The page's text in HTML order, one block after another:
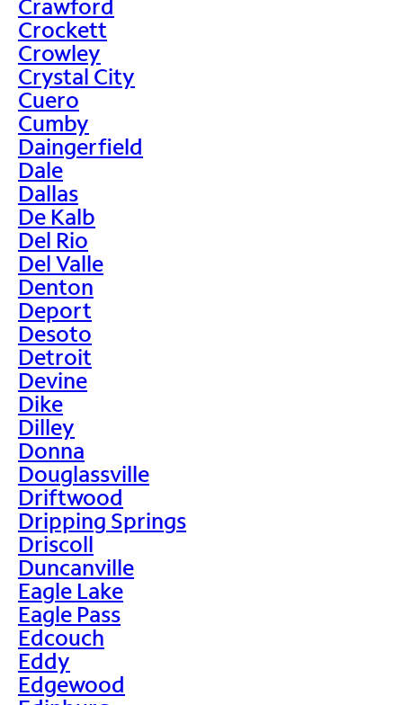
Crawford
Crockett
Crowley
Crystal City
Cuero
Cumby
Daingerfield
Dale
Dallas
De Kalb
Del Rio
Del Valle
Denton
Deport
Desoto
Detroit
Devine
Dike
Dilley
Donna
Douglassville
Driftwood
Dripping Springs
Driscoll
Duncanville
Eagle Lake
Eagle Pass
Edcouch
Eddy
Edgewood